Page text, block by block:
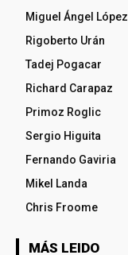
Miguel Ángel López
Rigoberto Urán
Tadej Pogacar
Richard Carapaz
Primoz Roglic
Sergio Higuita
Fernando Gaviria
Mikel Landa
Chris Froome
MÁS LEIDO